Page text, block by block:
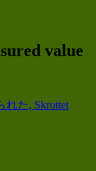
value
れた, Skrottet